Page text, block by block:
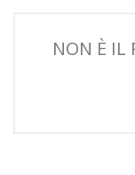
NON È IL